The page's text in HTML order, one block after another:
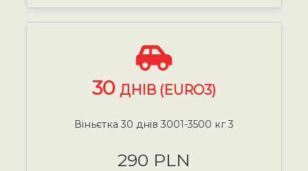
30 ДНІВ (EURO3)
Віньєтка 30 днів 3001-3500 кг 3
290 PLN